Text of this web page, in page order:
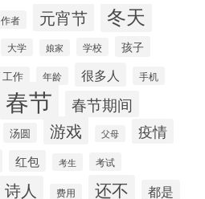
作者 元宵节 冬天
大学 娘家 学校 孩子
工作 年龄 很多人 手机
春节 春节期间
汤圆 游戏 父母 疫情
红包 考生 考试
诗人 费用 还不 都是